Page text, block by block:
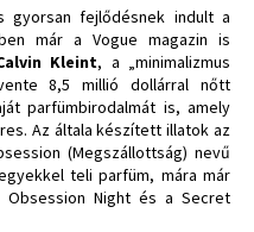
fejlődésnek indult a
már a Vogue magazin is
Kleint, a „minimalizmus
8,5 millió dollárral nőtt
parfümbirodalmát is, amely
Az általa készített illatok az
(Megszállottság) nevű
teli parfüm, mára már
Obsession Night és a Secret